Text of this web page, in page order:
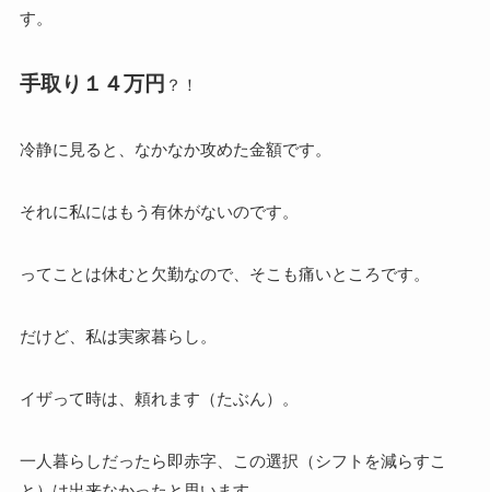
す。
手取り１４万円 ？！
冷静に見ると、なかなか攻めた金額です。
それに私にはもう有休がないのです。
ってことは休むと欠勤なので、そこも痛いところです。
だけど、私は実家暮らし。
イザって時は、頼れます（たぶん）。
一人暮らしだったら即赤字、この選択（シフトを減らすこ